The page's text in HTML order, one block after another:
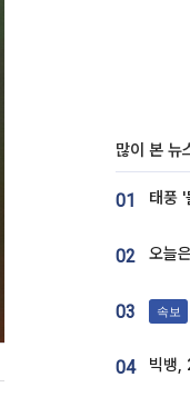
많이 본 뉴
01
02 오늘
03 속보
04